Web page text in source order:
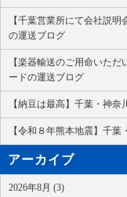
【千葉営業所にて会社説
の運送ブログ
【楽器輸送のご用命いた
ードの運送ブログ
【納豆は最高】千葉・神
【令和８年熊本地震】千
アーカイブ
2026年8月 (3)